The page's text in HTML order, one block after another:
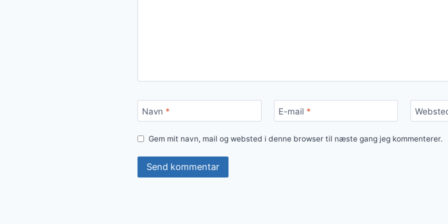
Navn * E-mail *
Gem mit navn, mail og websted i denne browser til næste gang jeg kommenterer.